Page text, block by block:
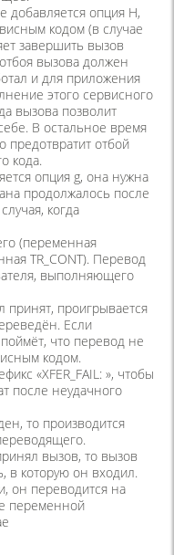
опция H,
кодом (в случае
завершить вызов
вызова должен
и для приложения
этого сервисного
вызова позволит
В остальное время
предотвратит отбой
кода.
опция g, она нужна
продолжалось после
когда
(переменная
TR_CONT). Перевод
выполняющего
проигрывается
Если
что перевод не
кодом.
«XFER_FAIL: », чтобы
после неудачного
то производится
вызов, то вызов
в которую он входил.
он переводится на
переменной